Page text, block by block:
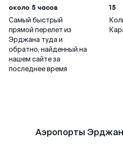
около 5 часов
Самый быстрый
прямой перелет из
Эрджана туда и
обратно, найденный на
нашем сайте за
последнее время
15
Аэропорты